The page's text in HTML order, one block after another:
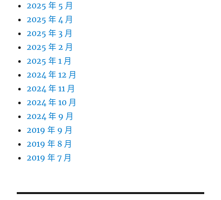
2025 年 5 月
2025 年 4 月
2025 年 3 月
2025 年 2 月
2025 年 1 月
2024 年 12 月
2024 年 11 月
2024 年 10 月
2024 年 9 月
2019 年 9 月
2019 年 8 月
2019 年 7 月